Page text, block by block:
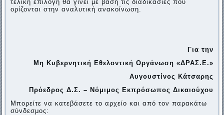
τελική επιλογή θα γίνει με βάση τις διαδικασίες που
ορίζονται στην αναλυτική ανακοίνωση.
Για την
Μη Κυβερνητική Εθελοντική Οργάνωση «ΔΡΑΣ.Ε.»
Αυγουστίνος Κάτσαρης
Πρόεδρος Δ.Σ. – Νόμιμος Εκπρόσωπος Δικαιούχου
Μπορείτε να κατεβάσετε το αρχείο και από τον παρακάτω
σύνδεσμος: